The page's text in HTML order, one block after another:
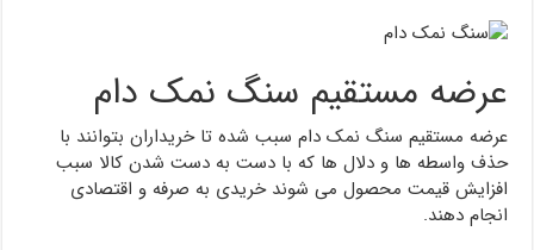
عرضه مستقیم سنگ نمک دام
عرضه مستقیم سنگ نمک دام سبب شده تا خریداران بتوانند با
حذف واسطه‌ ها و دلال‌ ها که با دست به دست شدن کالا سبب
افزایش قیمت محصول می شوند خریدی به صرفه و اقتصادی
انجام دهند.